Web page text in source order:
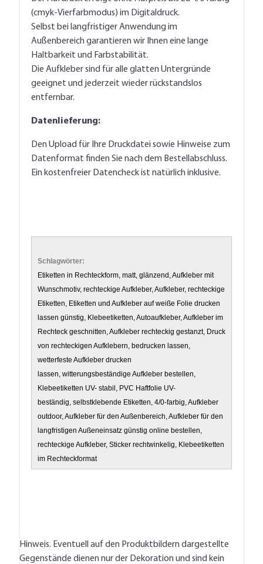
(cmyk-Vierfarbmodus) im Digitaldruck.
Selbst bei langfristiger Anwendung im
Außenbereich garantieren wir Ihnen eine lange
Haltbarkeit und Farbstabilität.
Die Aufkleber sind für alle glatten Untergründe
geeignet und jederzeit wieder rückstandslos
entfernbar.
Datenlieferung:
Den Upload für Ihre Druckdatei sowie Hinweise zum
Datenformat finden Sie nach dem Bestellabschluss.
Ein kostenfreier Datencheck ist natürlich inklusive.
Schlagwörter:
Etiketten in Rechteckform, matt, glänzend, Aufkleber mit
Wunschmotiv, rechteckige Aufkleber, Aufkleber, rechteckige
Etiketten, Etiketten und Aufkleber auf weiße Folie drucken
lassen günstig, Klebeetiketten, Autoaufkleber, Aufkleber im
Rechteck geschnitten, Aufkleber rechteckig gestanzt, Druck
von rechteckigen Aufklebern, bedrucken lassen,
wetterfeste Aufkleber drucken
lassen, witterungsbeständige Aufkleber bestellen,
Klebeetiketten UV- stabil, PVC Haftfolie UV-
beständig, selbstklebende Etiketten, 4/0-farbig, Aufkleber
outdoor, Aufkleber für den Außenbereich, Aufkleber für den
langfristigen Außeneinsatz günstig online bestellen,
rechteckige Aufkleber, Sticker rechtwinkelig, Klebeetiketten
im Rechteckformat
Hinweis. Eventuell auf den Produktbildern dargestellte
Gegenstände dienen nur der Dekoration und sind kein